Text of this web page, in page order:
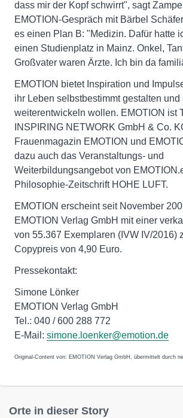
dass mir der Kopf schwirrt", sagt
EMOTION-Gespräch mit Bärbel
es einen Plan B: "Medizin. Dafür hatte
einen Studienplatz in Mainz. Onkel,
Großvater waren Ärzte. Ich bin da
EMOTION bietet Inspiration und
ihr Leben selbstbestimmt gestalten und
weiterentwickeln wollen. EMOTION ist
INSPIRING NETWORK GmbH & Co.
Frauenmagazin EMOTION und
dazu auch das Veranstaltungs- und
Weiterbildungsangebot von
Philosophie-Zeitschrift HOHE LUFT.
EMOTION erscheint seit November
EMOTION Verlag GmbH mit einer
von 55.367 Exemplaren (IVW IV/2016)
Copypreis von 4,90 Euro.
Pressekontakt:
Simone Lönker
EMOTION Verlag GmbH
Tel.: 040 / 600 288 772
E-Mail: simone.loenker@emotion.de
Original-Content von: EMOTION Verlag GmbH, übermittelt durch
Orte in dieser Story